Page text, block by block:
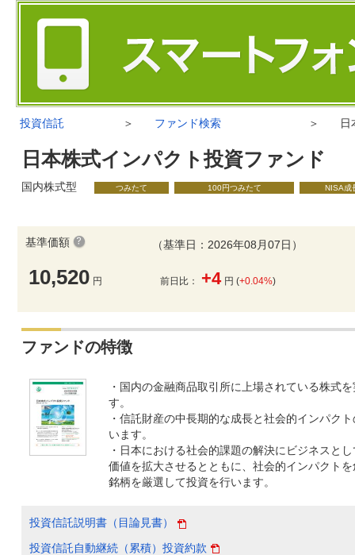
投資信託 ＞ ファンド検索 ＞ 日
日本株式インパクト投資ファンド
国内株式型 つみたて 100円つみたて NISA成
基準価額
10,520 円
（基準日：2026年08月07日）
前日比： +4 円 (+0.04%)
ファンドの特徴
・国内の金融商品取引所に上場されている株式
す。
・信託財産の中長期的な成長と社会的インパク
います。
・日本における社会的課題の解決にビジネスと
価値を拡大させるとともに、社会的インパクト
銘柄を厳選して投資を行います。
投資信託説明書（目論見書）
投資信託自動継続（累積）投資約款